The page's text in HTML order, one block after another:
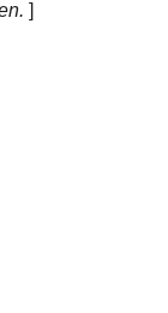
]